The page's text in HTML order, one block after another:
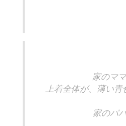
家のマ
上着全体が、薄い
家のパ